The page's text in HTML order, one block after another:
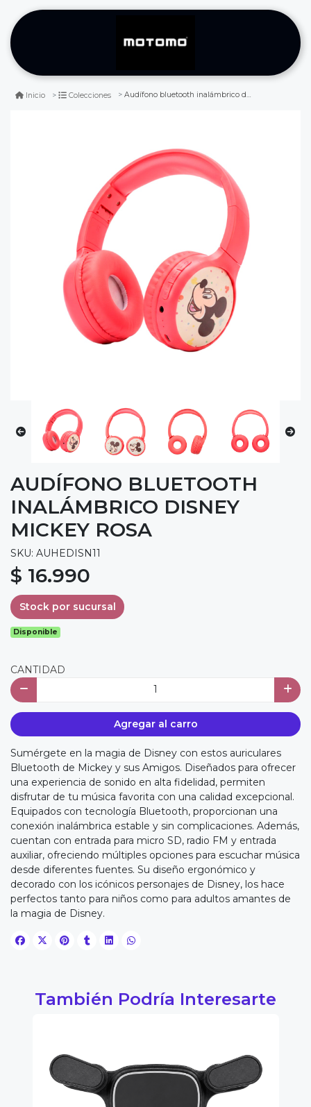
Inicio Colecciones Audífono bluetooth inalámbrico disney mickey rosa
AUDÍFONO BLUETOOTH
INALÁMBRICO DISNEY
MICKEY ROSA
SKU: AUHEDISN11
$ 16.990
Stock por sucursal
Disponible
CANTIDAD
Agregar al carro
Sumérgete en la magia de Disney con estos auriculares
Bluetooth de Mickey y sus Amigos. Diseñados para ofrecer
una experiencia de sonido en alta fidelidad, permiten
disfrutar de tu música favorita con una calidad excepcional.
Equipados con tecnología Bluetooth, proporcionan una
conexión inalámbrica estable y sin complicaciones. Además,
cuentan con entrada para micro SD, radio FM y entrada
auxiliar, ofreciendo múltiples opciones para escuchar música
desde diferentes fuentes. Su diseño ergonómico y
decorado con los icónicos personajes de Disney, los hace
perfectos tanto para niños como para adultos amantes de
la magia de Disney.
También Podría Interesarte